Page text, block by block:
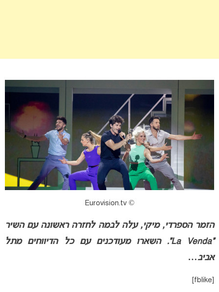
© Eurovision.tv
הזמר הספרדי, מיקי, עלה לבמה לחזרה ראשונה עם השיר
“La Venda”. השארו מעודכנים עם כל הדיווחים מתל
אביב…